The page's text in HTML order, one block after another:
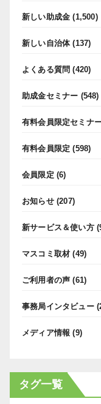
新しい助成金 (1,500)
新しい自治体(137)
よくある質問 (420)
助成金セミナー (548)
有料会員限定セミナ
有料会員限定 (598)
会員限定 (6)
お知らせ(207)
新サービス＆使い方
マスコミ取材 (49)
ご利用者の声 (61)
事務局インタビュー
メディア情報 (9)
タグ一覧